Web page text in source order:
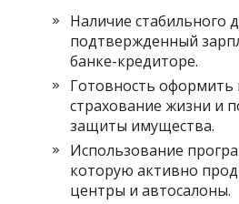
Наличие стабильного
подтвержденный
банке-кредиторе.
Готовность оформить
страхование жизни и
защиты имущества.
Использование
которую активно
центры и автосалоны.